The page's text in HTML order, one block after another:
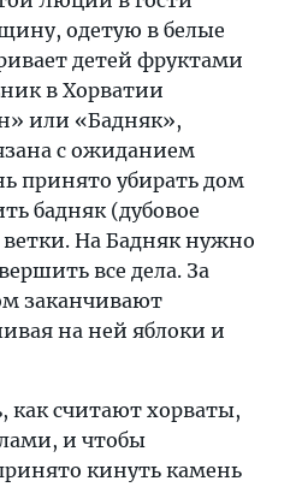
одетую в белые
детей фруктами
в Хорватии
или «Бадняк»,
с ожиданием
принято убирать дом
бадняк (дубовое
На Бадняк нужно
все дела. За
заканчивают
на ней яблоки и
как считают хорваты,
и чтобы
кинуть камень